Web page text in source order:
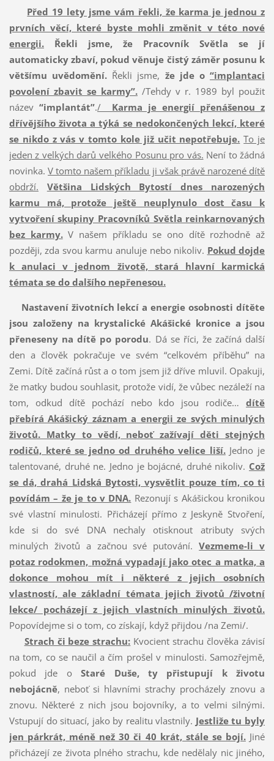
Před 19 lety jsme vám řekli, že karma je jednou z
prvních věcí, které byste mohli změnit v této nové
energii.
Řekli jsme, že
Pracovník Světla se jí
automaticky zbaví, pokud věnuje čistý záměr posunu k
většímu uvědomění. Řekli jsme, že jde o “implantaci
povolení zbavit se karmy”. /Tehdy v r. 1989 byl použit
název “implantát”./ Karma je energií přenášenou z
dřívějšího života a týká se nedokončených lekcí, které
se nikdo z vás v tomto kole již učit nepotřebuje. To je
jeden z velkých darů velkého Posunu pro vás. Není to žádná
novinka.V tomto našem příkladu ji však právě narozené dítě
obdrží.
Většina Lidských Bytostí dnes narozených
karmu má, protože ještě neuplynulo dost času k
vytvoření skupiny Pracovníků Světla reinkarnovaných
bez karmy.V našem příkladu se ono dítě rozhodně až
později, zda svou karmu anuluje nebo nikoliv. Pokud dojde
k anulaci v jednom životě, stará hlavní karmická
témata se do dalšího nepřenesou.
Nastavení životních lekcí a energie osobnosti dítěte
jsou založeny na krystalické Akášické kronice a jsou
přeneseny na dítě po porodu. Dá se říci, že začíná další
den a člověk pokračuje ve svém “celkovém příběhu” na
Zemi. Dítě začíná růst a o tom jsem již dříve mluvil. Opakuji,
že matky budou souhlasit, protože vidí, že vůbec nezáleží na
tom, odkud dítě pochází nebo kdo jsou rodiče…dítě
přebírá Akášický záznam a energii ze svých minulých
životů. Matky to vědí, neboť zažívají děti stejných
rodičů, které se jedno od druhého velice liší.Jedno je
talentované, druhé ne. Jedno je bojácné, druhé nikoliv. Což
se dá, drahá Lidská Bytosti, vysvětlit pouze tím, co ti
povídám – že je to v DNA. Rezonují s Akášickou kronikou
své vlastní minulosti. Přicházejí přímo z Jeskyně Stvoření,
kde si do své DNA nechaly otisknout atributy svých
minulých životů a začnou své putování.Vezmeme-li v
potaz rodokmen, možná vypadají jako otec a matka, a
dokonce mohou mít i některé z jejich osobních
vlastností, ale základní témata jejich životů /životní
lekce/ pocházejí z jejich vlastních minulých životů.
Popovídejme si o tom, co získají, když přijdou /na Zemi/.
Strach či beze strachu: Kvocient strachu člověka závisí
na tom, co se naučil a čím prošel v minulosti. Samozřejmě,
pokud jde oStaré Duše, ty přistupují k životu
nebojácně, neboť si hlavními strachy procházely znovu a
znovu. Některé z nich jsou bojovníky, a to velmi silnými.
Vstupují do situací, jako by realitu vlastnily. Jestliže tu byly
jen párkrát, méně než 30 či 40 krát, stále se bojí.Jiné
přicházejí ze života plného strachu, kde nedělaly nic jiného,